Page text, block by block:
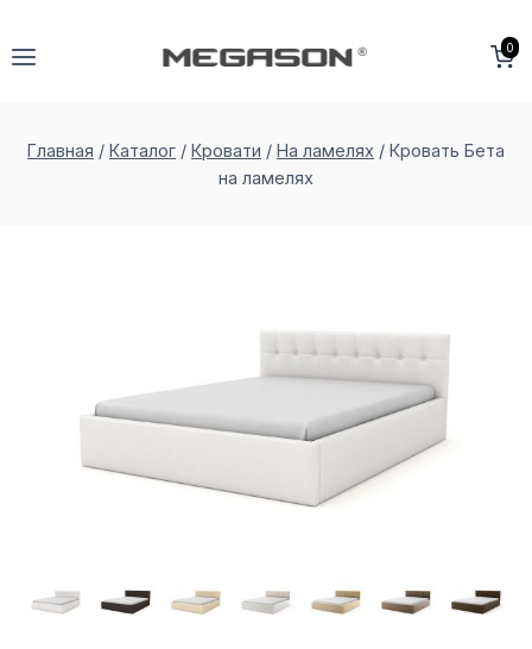
0
Главная / Каталог / Кровати / На ламелях / Кровать Бета
на ламеляx